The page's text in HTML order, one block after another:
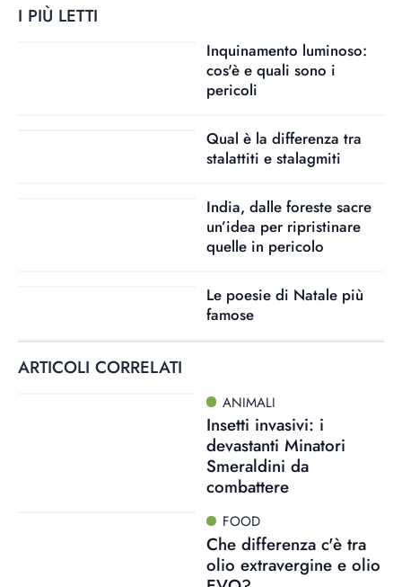
I PIÙ LETTI
Inquinamento luminoso:
cos'è e quali sono i
pericoli
Qual è la differenza tra
stalattiti e stalagmiti
India, dalle foreste sacre
un’idea per ripristinare
quelle in pericolo
Le poesie di Natale più
famose
ARTICOLI CORRELATI
ANIMALI
Insetti invasivi: i
devastanti Minatori
Smeraldini da
combattere
FOOD
Che differenza c'è tra
olio extravergine e olio